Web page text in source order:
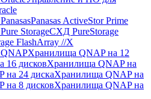
Panasas ActiveStor Prime
StorageСХД PureStorage
FlashArray //X
Хранилища QNAP на 12
16 дисковХранилища QNAP на
на 24 дискаХранилища QNAP на
на 8 дисковХранилища QNAP на